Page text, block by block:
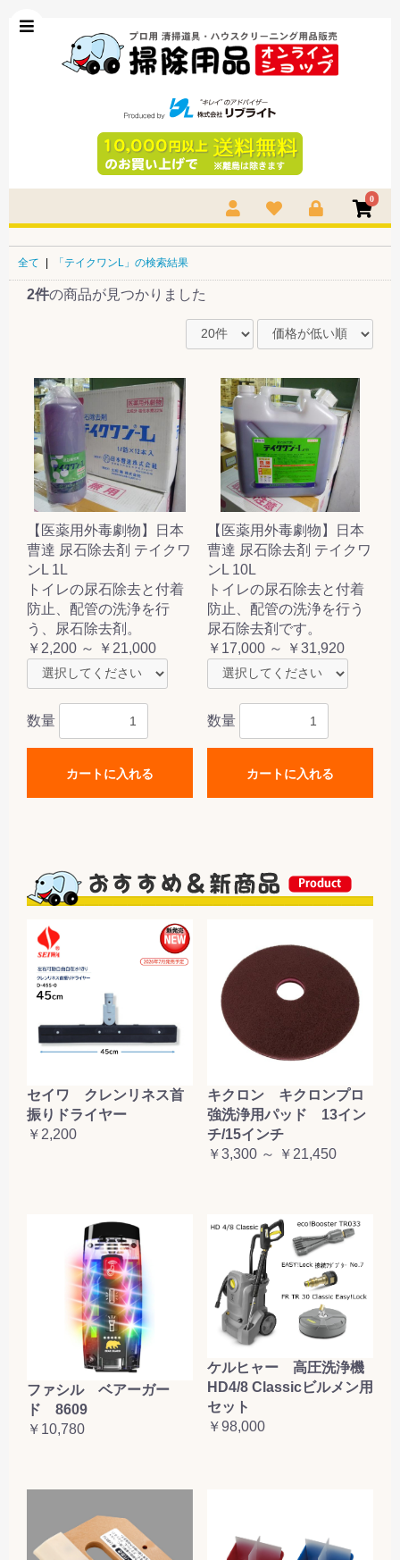
0
全て | 「テイクワンL」の検索結果
2件の商品が見つかりました
【医薬用外毒劇物】日本
曹達 尿石除去剤 テイクワ
ンL 1L
トイレの尿石除去と付着
防止、配管の洗浄を行
う、尿石除去剤。
￥2,200 ～ ￥21,000
数量
カートに入れる
【医薬用外毒劇物】日本
曹達 尿石除去剤 テイクワ
ンL 10L
トイレの尿石除去と付着
防止、配管の洗浄を行う
尿石除去剤です。
￥17,000 ～ ￥31,920
数量
カートに入れる
セイワ クレンリネス首
振りドライヤー
￥2,200
キクロン キクロンプロ
強洗浄用パッド 13イン
チ/15インチ
￥3,300 ～ ￥21,450
ファシル ベアーガー
ド 8609
￥10,780
ケルヒャー 高圧洗浄機
HD4/8 Classicビルメン用
セット
￥98,000